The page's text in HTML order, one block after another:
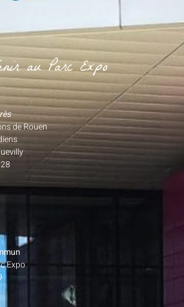
au Parc Expo
de Rouen
Expo